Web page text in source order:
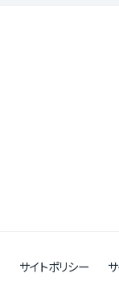
サイトポリシー